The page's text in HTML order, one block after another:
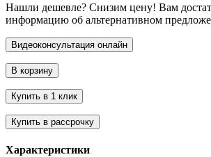
Нашли дешевле? Снизим цену! Вам
информацию об альтернативном
Характеристики